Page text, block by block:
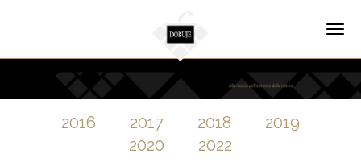
content
2016 2017 2018
2019
2020
2022